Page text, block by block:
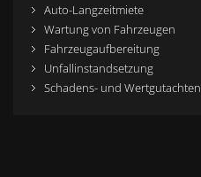
Auto-Langzeitmiete
Wartung von Fahrzeugen
Fahrzeugaufbereitung
Unfallinstandsetzung
Schadens- und Wertgutachten